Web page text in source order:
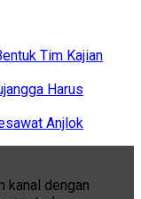
Tim Kajian
Harus
Anjlok
kanal dengan